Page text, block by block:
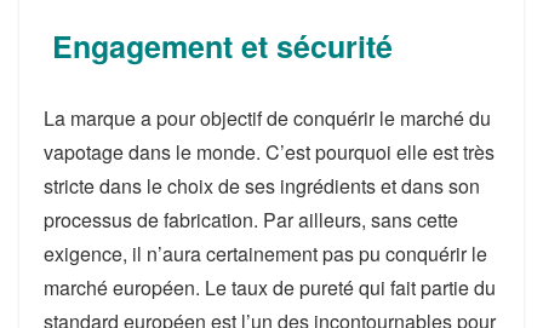
Engagement et sécurité
La marque a pour objectif de conquérir le marché du
vapotage dans le monde. C’est pourquoi elle est très
stricte dans le choix de ses ingrédients et dans son
processus de fabrication. Par ailleurs, sans cette
exigence, il n’aura certainement pas pu conquérir le
marché européen. Le taux de pureté qui fait partie du
standard européen est l’un des incontournables pour